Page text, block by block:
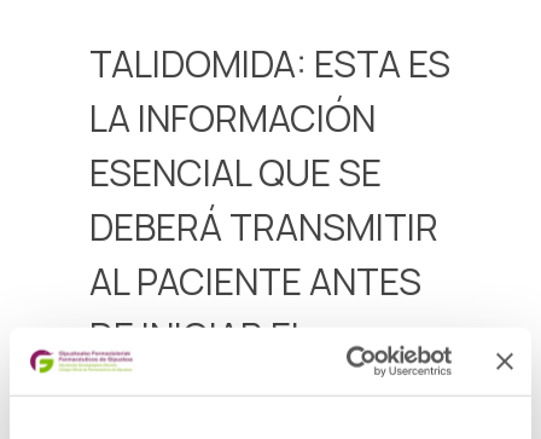
TALIDOMIDA: ESTA ES
LA INFORMACIÓN
ESENCIAL QUE SE
DEBERÁ TRANSMITIR
AL PACIENTE ANTES
DE INICIAR EL
TRATAMIENTO